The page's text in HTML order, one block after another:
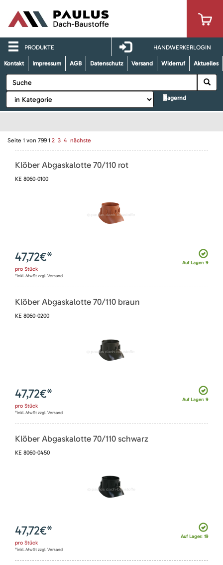
PRODUKTE HANDWERKERLOGIN
Kontakt Impressum AGB Datenschutz Versand Widerruf Aktuelles
lagernd
Seite 1 von 799 1 2 3 4 nächste
Klöber Abgaskalotte 70/110 rot
KE 8060-0100
Auf Lager: 9
47,72€*
pro Stück
*inkl. MwSt zzgl. Versand
Klöber Abgaskalotte 70/110 braun
KE 8060-0200
Auf Lager: 9
47,72€*
pro Stück
*inkl. MwSt zzgl. Versand
Klöber Abgaskalotte 70/110 schwarz
KE 8060-0450
Auf Lager: 19
47,72€*
pro Stück
*inkl. MwSt zzgl. Versand